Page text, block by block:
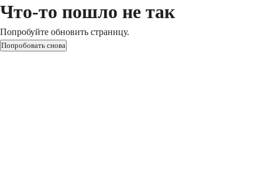
Что-то пошло не так
Попробуйте обновить страницу.
Попробовать снова